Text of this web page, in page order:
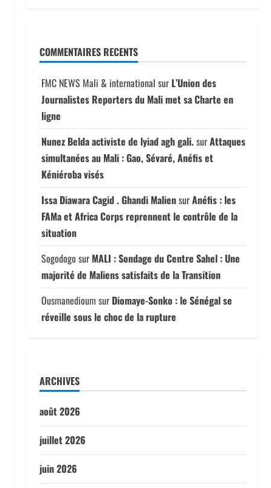
COMMENTAIRES RECENTS
FMC NEWS Mali & international sur L’Union des
Journalistes Reporters du Mali met sa Charte en
ligne
Nunez Belda activiste de lyiad agh gali.surAttaques
simultanées au Mali : Gao, Sévaré, Anéfis et
Kéniéroba visés
Issa Diawara Cagid . Ghandi MaliensurAnéfis : les
FAMa et Africa Corps reprennent le contrôle de la
situation
Sogodogo sur MALI : Sondage du Centre Sahel : Une
majorité de Maliens satisfaits de la Transition
Ousmanedioum sur Diomaye-Sonko : le Sénégal se
réveille sous le choc de la rupture
ARCHIVES
août 2026
juillet 2026
juin 2026